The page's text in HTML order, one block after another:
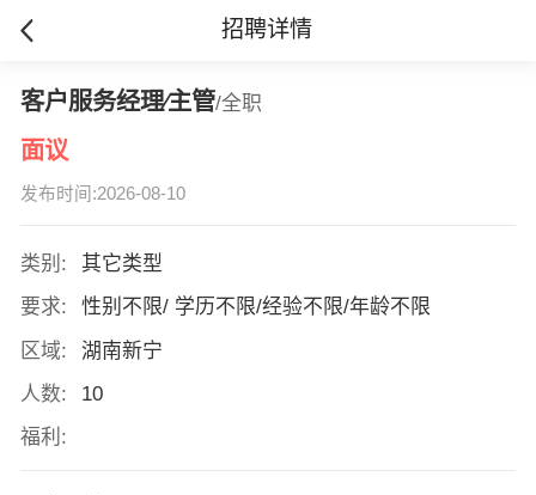
招聘详情
客户服务经理∕主管/全职
面议
发布时间:2026-08-10
类别:
其它类型
要求:
性别不限/ 学历不限/经验不限/年龄不限
区域:
湖南新宁
人数:
10
福利: